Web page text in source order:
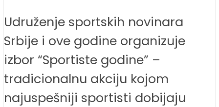
Udruženje sportskih novinara
Srbije i ove godine organizuje
izbor “Sportiste godine” –
tradicionalnu akciju kojom
najuspešniji sportisti dobijaju